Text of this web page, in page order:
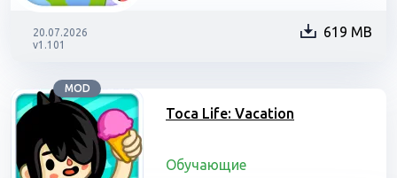
20.07.2026
v1.101
619 MB
MOD
Toca Life: Vacation
Обучающие